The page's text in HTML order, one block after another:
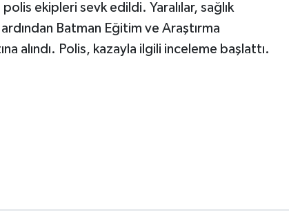
ekipleri sevk edildi. Yaralılar, sağlık
Batman Eğitim ve Araştırma
alındı. Polis, kazayla ilgili inceleme başlattı.